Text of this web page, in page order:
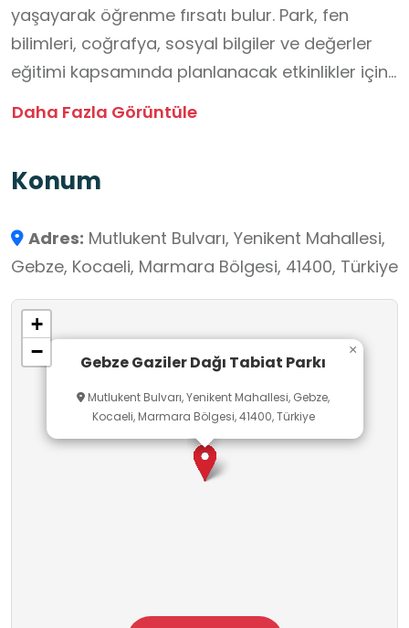
yaşayarak öğrenme fırsatı bulur. Park, fen
bilimleri, coğrafya, sosyal bilgiler ve değerler
eğitimi kapsamında planlanacak etkinlikler için
güvenli ve eğitici bir ortam sunar. Bağlı olduğu
ancak işletme, bakım ve tesis yönetimi Gebze
tarafından ortaklaşa yürütülür.
Daha Fazla Görüntüle
Konum
Adres: Mutlukent Bulvarı, Yenikent Mahallesi,
Gebze, Kocaeli, Marmara Bölgesi, 41400, Türkiye
Gebze Gaziler Dağı Tabiat Parkı
Mutlukent Bulvarı, Yenikent Mahallesi, Gebze,
Kocaeli, Marmara Bölgesi, 41400, Türkiye
×
+
−